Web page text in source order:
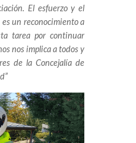
El esfuerzo y el
un reconocimiento a
tarea por continuar
nos implica a todos y
de la Concejalía de